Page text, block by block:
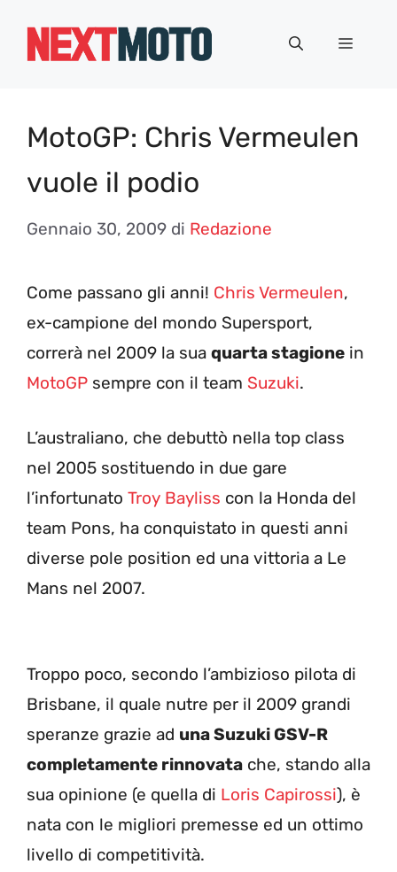
Menu
MotoGP: Chris Vermeulen
vuole il podio
Gennaio 30, 2009 di Redazione
Come passano gli anni! Chris Vermeulen,
ex-campione del mondo Supersport,
correrà nel 2009 la sua quarta stagione in
MotoGP sempre con il team Suzuki.
L’australiano, che debuttò nella top class
nel 2005 sostituendo in due gare
l’infortunato Troy Bayliss con la Honda del
team Pons, ha conquistato in questi anni
diverse pole position ed una vittoria a Le
Mans nel 2007.
Troppo poco, secondo l’ambizioso pilota di
Brisbane, il quale nutre per il 2009 grandi
speranze grazie ad una Suzuki GSV-R
completamente rinnovata che, stando alla
sua opinione (e quella di Loris Capirossi), è
nata con le migliori premesse ed un ottimo
livello di competitività.